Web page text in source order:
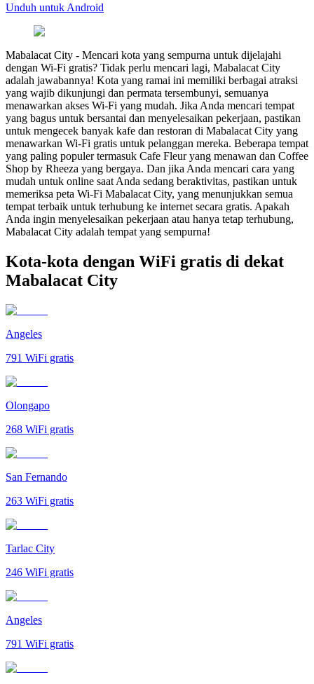
Unduh untuk Android
Mabalacat City - Mencari kota yang sempurna untuk dijelajahi
dengan Wi-Fi gratis? Tidak perlu mencari lagi, Mabalacat City
adalah jawabannya! Kota yang ramai ini memiliki berbagai atraksi
yang wajib dikunjungi dan permata tersembunyi, semuanya
menawarkan akses Wi-Fi yang mudah. Jika Anda mencari tempat
yang bagus untuk bersantai dan menyelesaikan pekerjaan, pastikan
untuk mengecek banyak kafe dan restoran di Mabalacat City yang
menawarkan Wi-Fi gratis untuk pelanggan mereka. Beberapa tempat
yang paling populer termasuk Cafe Fleur yang menawan dan Coffee
Shop by Rheeza yang bergaya. Dan jika Anda mencari cara yang
mudah untuk online saat Anda sedang beraktivitas, pastikan untuk
memeriksa peta Wi-Fi Mabalacat City, yang menunjukkan semua
tempat terbaik untuk terhubung ke internet secara gratis. Apakah
Anda ingin menyelesaikan pekerjaan atau hanya tetap terhubung,
Mabalacat City adalah tempat yang sempurna!
Kota-kota dengan WiFi gratis di dekat
Mabalacat City
Angeles
791 WiFi gratis
Olongapo
268 WiFi gratis
San Fernando
263 WiFi gratis
Tarlac City
246 WiFi gratis
Angeles
791 WiFi gratis